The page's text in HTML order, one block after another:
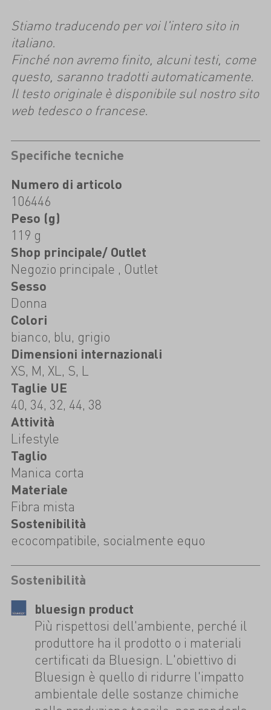
Stiamo traducendo per voi l'intero sito in
italiano.
Finché non avremo finito, alcuni testi, come
questo, saranno tradotti automaticamente.
Il testo originale è disponibile sul nostro sito
web tedesco o francese.
Specifiche tecniche
Numero di articolo
106446
Peso (g)
119 g
Shop principale/ Outlet
Negozio principale , Outlet
Sesso
Donna
Colori
bianco, blu, grigio
Dimensioni internazionali
XS, M, XL, S, L
Taglie UE
40, 34, 32, 44, 38
Attività
Lifestyle
Taglio
Manica corta
Materiale
Fibra mista
Sostenibilità
ecocompatibile, socialmente equo
Sostenibilità
bluesign product
Più rispettosi dell'ambiente, perché il
produttore ha il prodotto o i materiali
certificati da Bluesign. L'obiettivo di
Bluesign è quello di ridurre l'impatto
ambientale delle sostanze chimiche